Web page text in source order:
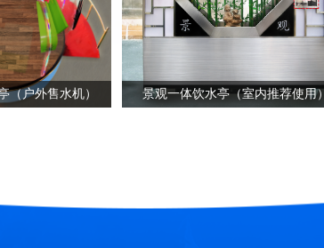
（户外售水机） 景观一体饮水亭（室内推荐使用）